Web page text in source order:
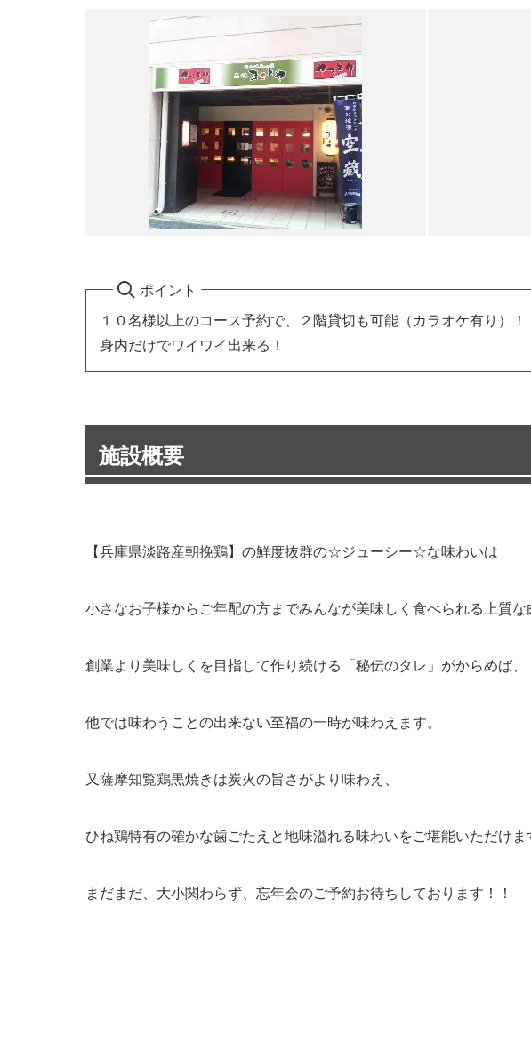
ポイント
１０名様以上のコース予約で、２階貸切も可能（カラオケ有り）！
身内だけでワイワイ出来る！
施設概要
【兵庫県淡路産朝挽鶏】の鮮度抜群の☆ジューシー☆な味わいは
小さなお子様からご年配の方までみんなが美味しく食べられる上質な
創業より美味しくを目指して作り続ける「秘伝のタレ」がからめば、
他では味わうことの出来ない至福の一時が味わえます。
又薩摩知覧鶏黒焼きは炭火の旨さがより味わえ、
ひね鶏特有の確かな歯ごたえと地味溢れる味わいをご堪能いただけま
まだまだ、大小関わらず、忘年会のご予約お待ちしております！！